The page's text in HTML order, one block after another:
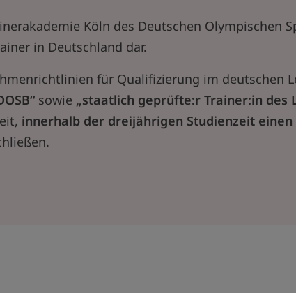
Köln des Deutschen Olympischen
in Deutschland dar.
für Qualifizierung im deutschen
sowie „staatlich geprüfte:r Trainer:in des
innerhalb der dreijährigen Studienzeit einen